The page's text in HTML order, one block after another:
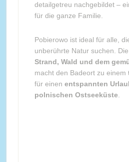
detailgetreu nachgebildet –
für die ganze Familie.
Pobierowo ist ideal für alle,
unberührte Natur suchen. Die
Strand, Wald und dem
macht den Badeort zu einem
für einen entspannten
polnischen Ostseeküste